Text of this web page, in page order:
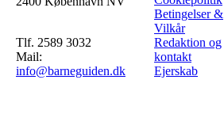
Tlf. 2589 3032
Mail:
info@barneguiden.dk
Betingelser &
Vilkår
Redaktion og
kontakt
Ejerskab